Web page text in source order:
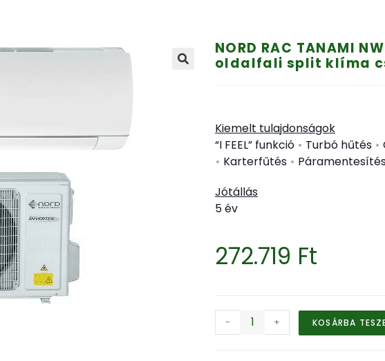
NORD RAC TANAMI
oldalfali split klíma
Kiemelt tulajdonságok
“I FEEL” funkció • Turbó hűtés •
• Karterfűtés •
Jótállás
5 év
272.719 Ft
- + KOSÁRBA